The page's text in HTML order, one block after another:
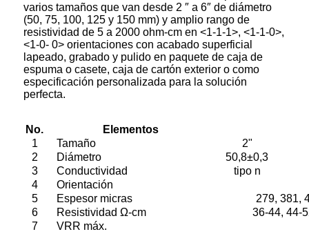
varios tamaños que van desde 2 ″ a 6″ de diámetro
(50, 75, 100, 125 y 150 mm) y amplio rango de
resistividad de 5 a 2000 ohm-cm en <1-1-1>, <1-1-0>,
<1-0- 0> orientaciones con acabado superficial
lapeado, grabado y pulido en paquete de caja de
espuma o casete, caja de cartón exterior o como
especificación personalizada para la solución
perfecta.
No.
Elementos
1
Tamaño
2"
2
Diámetro 50,8±0,3
3
Conductividad
tipo n
4
Orientación
5
Espesor micras
279, 381,
6
Resistividad Ω-cm
36-44, 44-
7
VRR máx.